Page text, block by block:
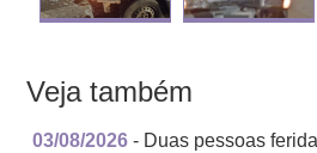
Veja também
03/08/2026 - Duas pessoas